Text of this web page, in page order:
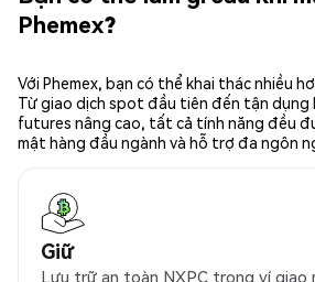
Phemex?
Với Phemex, bạn có thể khai thác nhiều
Từ giao dịch spot đầu tiên đến tận dụng
futures nâng cao, tất cả tính năng đều
mật hàng đầu ngành và hỗ trợ đa ngôn
Giữ
Lưu trữ an toàn NXPC trong ví giao